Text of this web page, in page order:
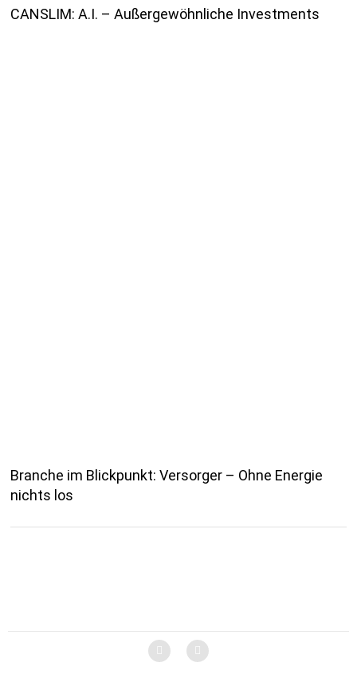
CANSLIM: A.I. – Außergewöhnliche Investments
Branche im Blickpunkt: Versorger – Ohne Energie
nichts los